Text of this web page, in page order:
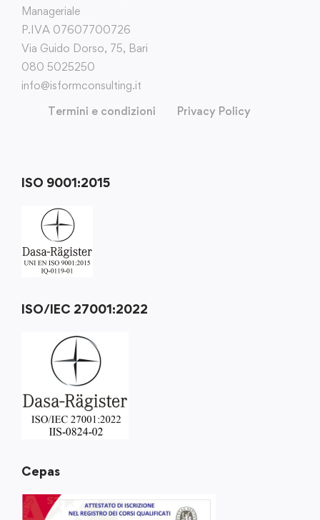
Manageriale
P.IVA 07607700726
Via Guido Dorso, 75, Bari
080 5025250
info@isformconsulting.it
Termini e condizioni
Privacy Policy
ISO 9001:2015
ISO/IEC 27001:2022
Cepas